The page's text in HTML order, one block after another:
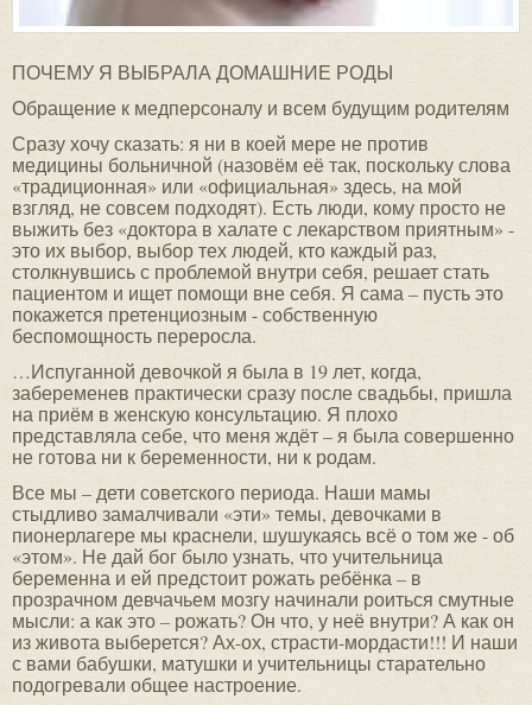
ПОЧЕМУ Я ВЫБРАЛА ДОМАШНИЕ РОДЫ
Обращение к медперсоналу и всем будущим родителям
Сразу хочу сказать: я ни в коей мере не против
медицины больничной (назовём её так, поскольку слова
«традиционная» или «официальная» здесь, на мой
взгляд, не совсем подходят). Есть люди, кому просто не
выжить без «доктора в халате с лекарством приятным» -
это их выбор, выбор тех людей, кто каждый раз,
столкнувшись с проблемой внутри себя, решает стать
пациентом и ищет помощи вне себя. Я сама – пусть это
покажется претенциозным - собственную
беспомощность переросла.
…Испуганной девочкой я была в 19 лет, когда,
забеременев практически сразу после свадьбы, пришла
на приём в женскую консультацию. Я плохо
представляла себе, что меня ждёт – я была совершенно
не готова ни к беременности, ни к родам.
Все мы – дети советского периода. Наши мамы
стыдливо замалчивали «эти» темы, девочками в
пионерлагере мы краснели, шушукаясь всё о том же - об
«этом». Не дай бог было узнать, что учительница
беременна и ей предстоит рожать ребёнка – в
прозрачном девчачьем мозгу начинали роиться смутные
мысли: а как это – рожать? Он что, у неё внутри? А как он
из живота выберется? Ах-ох, страсти-мордасти!!! И наши
с вами бабушки, матушки и учительницы старательно
подогревали общее настроение.